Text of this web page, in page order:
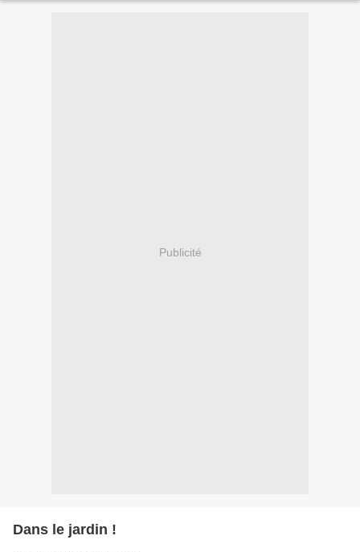
Publicité
Dans le jardin !